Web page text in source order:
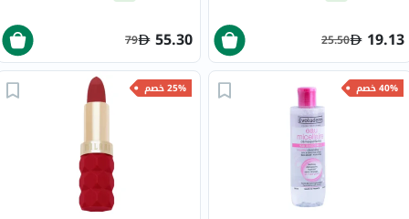
19.13
25.50
55.30
79
40% خصم 25% خصم